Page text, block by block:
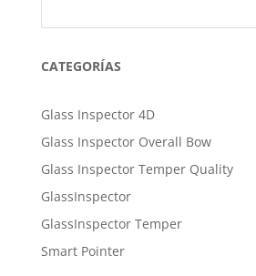
CATEGORÍAS
Glass Inspector 4D
Glass Inspector Overall Bow
Glass Inspector Temper Quality
GlassInspector
GlassInspector Temper
Smart Pointer